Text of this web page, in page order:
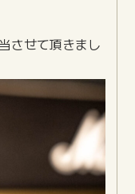
させて頂きまし